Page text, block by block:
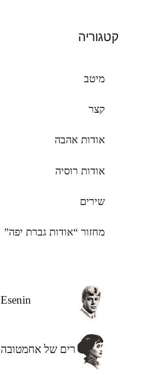
קטגוריה
מיטב
קצר
אודות אהבה
אודות רוסיה
שירים
מחזור “אודות גברת יפה”
Esenin
שירים של אחמטובה